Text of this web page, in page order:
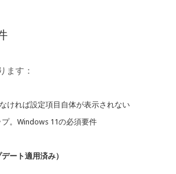
ます：
ければ設定項目自体が表示されない
プ。Windows 11の必須要件
ート適用済み）